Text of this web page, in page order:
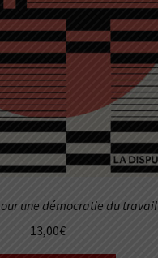
une démocratie du travail
13,00€